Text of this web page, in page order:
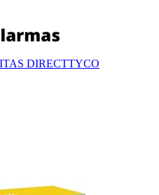
DIRECTTYCO